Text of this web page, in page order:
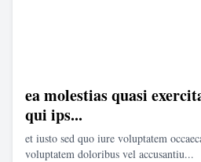
ea molestias quasi
qui ips...
et iusto sed quo iure voluptatem
voluptatem doloribus vel accusantiu...